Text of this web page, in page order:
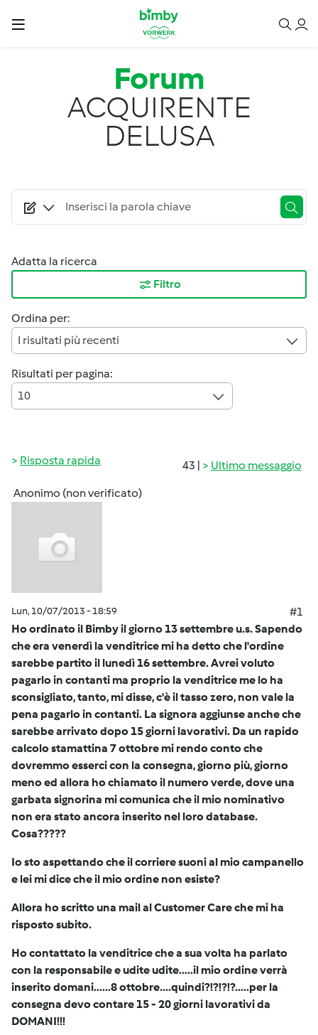
Salta al contenuto principale
Forum
ACQUIRENTE
DELUSA
Adatta la ricerca
Filtro
Ordina per:
I risultati più recenti
Risultati per pagina:
10
43 | Ultimo messaggio
Risposta rapida
Anonimo (non verificato)
Lun, 10/07/2013 - 18:59
#1
Ho ordinato il Bimby il giorno 13 settembre u.s. Sapendo
che era venerdì la venditrice mi ha detto che l'ordine
sarebbe partito il lunedì 16 settembre. Avrei voluto
pagarlo in contanti ma proprio la venditrice me lo ha
sconsigliato, tanto, mi disse, c'è il tasso zero, non vale la
pena pagarlo in contanti. La signora aggiunse anche che
sarebbe arrivato dopo 15 giorni lavorativi. Da un rapido
calcolo stamattina 7 ottobre mi rendo conto che
dovremmo esserci con la consegna, giorno più, giorno
meno ed allora ho chiamato il numero verde, dove una
garbata signorina mi comunica che il mio nominativo
non era stato ancora inserito nel loro database.
Cosa?????
Io sto aspettando che il corriere suoni al mio campanello
e lei mi dice che il mio ordine non esiste?
Allora ho scritto una mail alCustomer Care che mi ha
risposto subito.
Ho contattato la venditrice che a sua volta ha parlato
con la responsabile e udite udite.....il mio ordine verrà
inserito domani......8 ottobre....quindi?!?!?!?.....per la
consegna devo contare 15 - 20 giorni lavorativi da
DOMANI!!!